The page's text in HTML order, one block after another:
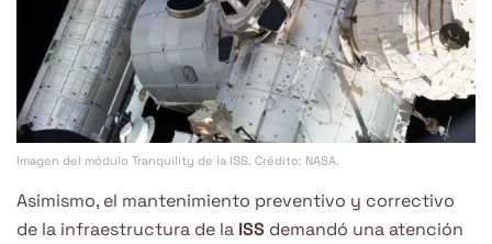
Imagen del módulo Tranquility de la ISS. Crédito: NASA.
Asimismo, el mantenimiento preventivo y correctivo
de la infraestructura de la ISS demandó una atención